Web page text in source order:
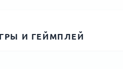
И ГЕЙМПЛЕЙ